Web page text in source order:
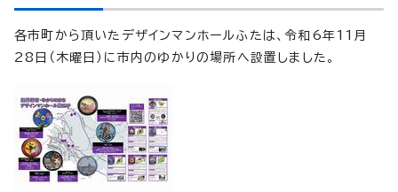
各市町から頂いたデザインマンホールふたは、令和6年11月
28日（木曜日）に市内のゆかりの場所へ設置しました。